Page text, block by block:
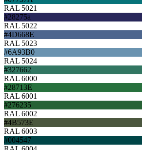
RAL 5021
#28275a
RAL 5022
#4D668E
RAL 5023
#6A93B0
RAL 5024
#327662
RAL 6000
#28713E
RAL 6001
#276235
RAL 6002
#4B573E
RAL 6003
#004547